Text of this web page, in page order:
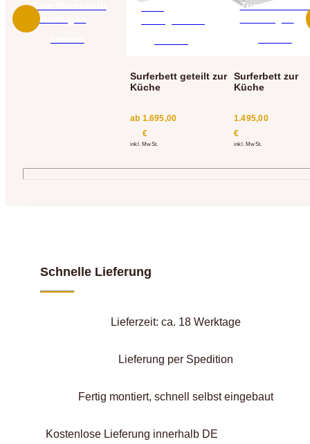
Zum Warenkorb
hinzufügen
Surferbett geteilt zur
Küche
ab 1.695,00
€
inkl. MwSt.
Zum
Surferbett zur
Küche
1.495,00
€
inkl. MwSt.
Schnelle Lieferung
Lieferzeit: ca. 18 Werktage
Lieferung per Spedition
Fertig montiert, schnell selbst eingebaut
Kostenlose Lieferung innerhalb DE